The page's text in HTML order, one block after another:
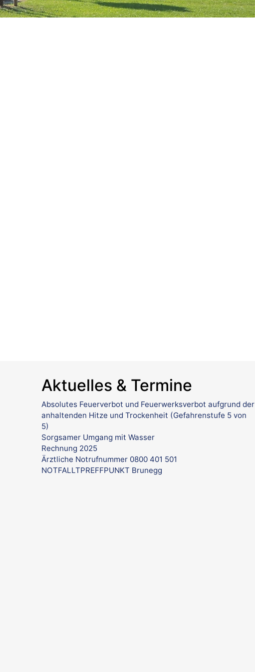
Aktuelles & Termine
Absolutes Feuerverbot und Feuerwerksverbot aufgrund der
anhaltenden Hitze und Trockenheit (Gefahrenstufe 5 von
5)
Sorgsamer Umgang mit Wasser
Rechnung 2025
Ärztliche Notrufnummer 0800 401 501
NOTFALLTPREFFPUNKT Brunegg